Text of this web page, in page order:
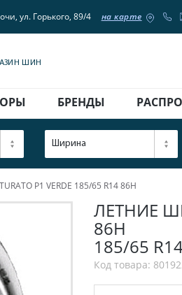
ул. Горького, 89/4 на карте
ШИН
БРЕНДЫ
Ширина
P1 VERDE 185/65 R14 86H
ЛЕТНИЕ
86H
185/65
Код товара: